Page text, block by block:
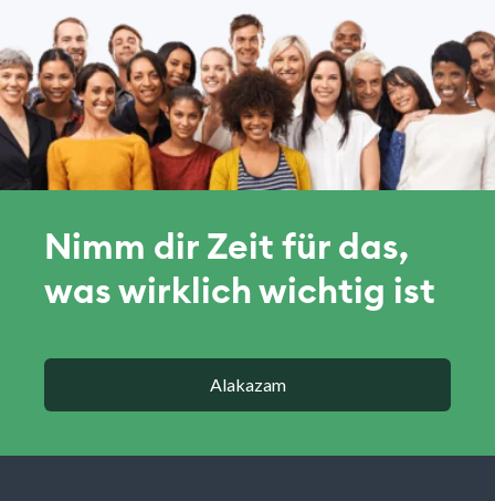
Nimm dir Zeit für das,
was wirklich wichtig ist
Alakazam